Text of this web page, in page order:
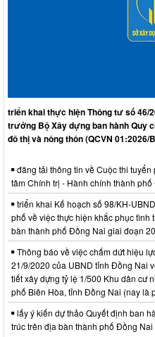
triển khai thực hiện Thông tư số 46/
trưởng Bộ Xây dựng ban hành Quy
đô thị và nông thôn (QCVN 01:2026/
đăng tải thông tin về Cuộc thi
tâm Chính trị - Hành chính thành
triển khai Kế hoạch số 98/KH-
phố về việc thực hiện khắc phục tình
bàn thành phố Đồng Nai giai đoạn
Thông báo về việc chấm dứt hiệu
21/9/2020 của UBND tỉnh Đồng Nai
tiết xây dựng tỷ lệ 1/500 Khu dân cư
phố Biên Hòa, tỉnh Đồng Nai (nay là
lấy ý kiến dự thảo Quyết định ban
trúc trên địa bàn thành phố Đồng Nai